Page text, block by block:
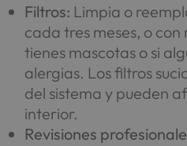
Filtros: Limpia o
cada tres meses, o
tienes mascotas o si
alergias. Los filtros
del sistema y pueden
interior.
Revisiones